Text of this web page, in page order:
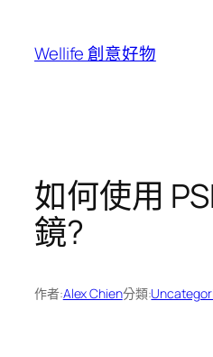
Wellife 創意好物
如何使用
鏡?
作者:Alex Chien分類: